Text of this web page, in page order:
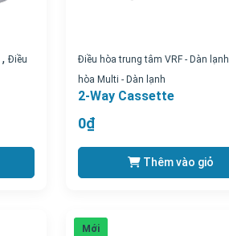
, Điều
Điều hòa trung tâm VRF - Dàn lạnh
hòa Multi - Dàn lạnh
2-Way Cassette
0₫
Thêm vào giỏ
Mới